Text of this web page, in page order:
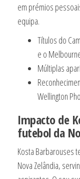
em prémios
equipa.
Títulos do
e o
Múltiplas
Wellington
Impacto de
futebol da
Kosta Barbarouses
Nova Zelândia,